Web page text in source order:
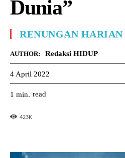
Dunia”
RENUNGAN HARIAN
AUTHOR: Redaksi HIDUP
4 April 2022
1 min. read
423K